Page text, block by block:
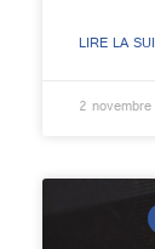
LIRE LA
2